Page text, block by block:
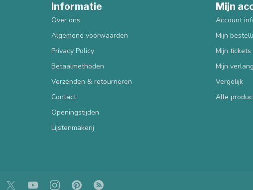
Informatie
Over ons
Algemene voorwaarden
Privacy Policy
Betaalmethoden
Verzenden & retourneren
Contact
Openingstijden
Lijstenmakerij
Mijn
Account
Mijn
Mijn tickets
Mijn
Vergelijk
Alle